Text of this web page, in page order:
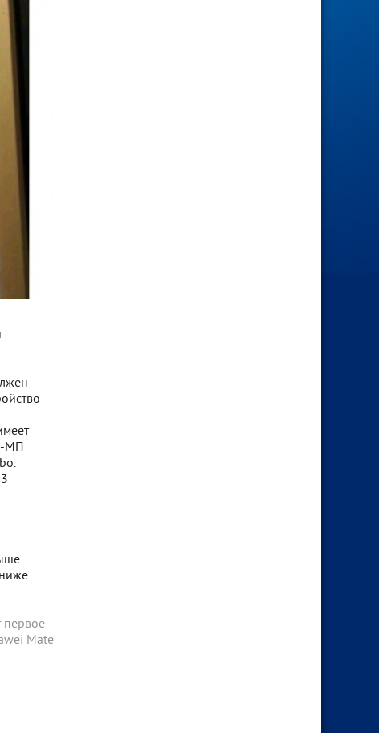
МП
первое
Mate